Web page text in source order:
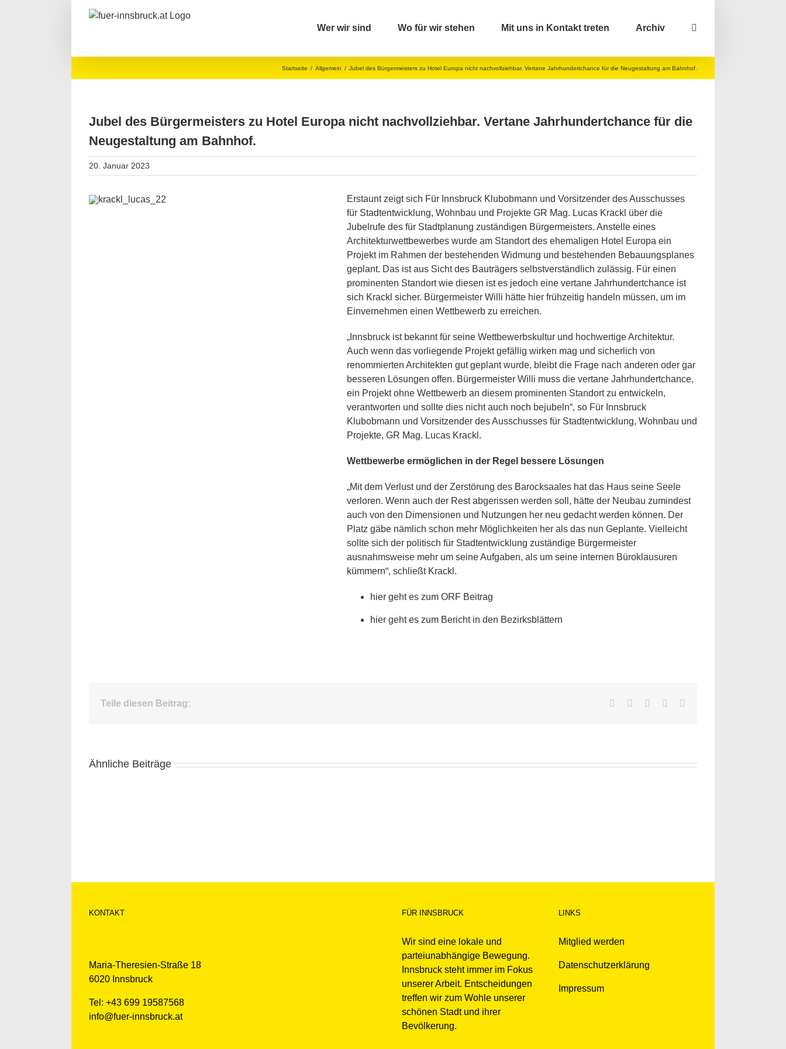
Wer wir sind Wo für wir stehen Mit uns in Kontakt treten Archiv
Startseite / Allgemein / Jubel des Bürgermeisters zu Hotel Europa nicht nachvollziehbar. Vertane Jahrhundertchance für die Neugestaltung am Bahnhof.
Jubel des Bürgermeisters zu Hotel Europa nicht nachvollziehbar. Vertane Jahrhundertchance für die
Neugestaltung am Bahnhof.
20. Januar 2023
Erstaunt zeigt sich Für Innsbruck Klubobmann und Vorsitzender des Ausschusses
für Stadtentwicklung, Wohnbau und Projekte GR Mag. Lucas Krackl über die
Jubelrufe des für Stadtplanung zuständigen Bürgermeisters. Anstelle eines
Architekturwettbewerbes wurde am Standort des ehemaligen Hotel Europa ein
Projekt im Rahmen der bestehenden Widmung und bestehenden Bebauungsplanes
geplant. Das ist aus Sicht des Bauträgers selbstverständlich zulässig. Für einen
prominenten Standort wie diesen ist es jedoch eine vertane Jahrhundertchance ist
sich Krackl sicher. Bürgermeister Willi hätte hier frühzeitig handeln müssen, um im
Einvernehmen einen Wettbewerb zu erreichen.
„Innsbruck ist bekannt für seine Wettbewerbskultur und hochwertige Architektur.
Auch wenn das vorliegende Projekt gefällig wirken mag und sicherlich von
renommierten Architekten gut geplant wurde, bleibt die Frage nach anderen oder gar
besseren Lösungen offen. Bürgermeister Willi muss die vertane Jahrhundertchance,
ein Projekt ohne Wettbewerb an diesem prominenten Standort zu entwickeln,
verantworten und sollte dies nicht auch noch bejubeln“, so Für Innsbruck
Klubobmann und Vorsitzender des Ausschusses für Stadtentwicklung, Wohnbau und
Projekte, GR Mag. Lucas Krackl.
Wettbewerbe ermöglichen in der Regel bessere Lösungen
„Mit dem Verlust und der Zerstörung des Barocksaales hat das Haus seine Seele
verloren. Wenn auch der Rest abgerissen werden soll, hätte der Neubau zumindest
auch von den Dimensionen und Nutzungen her neu gedacht werden können. Der
Platz gäbe nämlich schon mehr Möglichkeiten her als das nun Geplante. Vielleicht
sollte sich der politisch für Stadtentwicklung zuständige Bürgermeister
ausnahmsweise mehr um seine Aufgaben, als um seine internen Büroklausuren
kümmern“, schließt Krackl.
hier geht es zum ORF Beitrag
hier geht es zum Bericht in den Bezirksblättern
Teile diesen Beitrag: Facebook
TwitterLinkedInWhatsApp
Ähnliche Beiträge
KONTAKT
Maria-Theresien-Straße 18
6020 Innsbruck
Tel: +43 699 19587568
info@fuer-innsbruck.at
FÜR INNSBRUCK
Wir sind eine lokale und
parteiunabhängige Bewegung.
Innsbruck steht immer im Fokus
unserer Arbeit. Entscheidungen
treffen wir zum Wohle unserer
schönen Stadt und ihrer
Bevölkerung.
LINKS
Mitglied werden
Datenschutzerklärung
Impressum